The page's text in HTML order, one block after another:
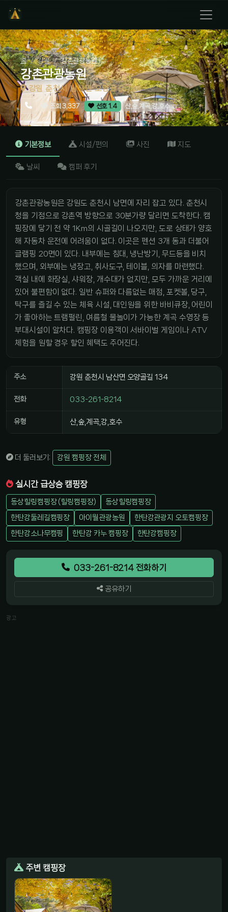
홈 강원 강촌관광농원
강촌관광농원
강원 춘천시 남산면 오양골길 134
조회 3,337 선호 1.4 산,숲,계곡,강,호수
기본정보 시설/편의 사진 지도
날씨 캠퍼 후기
강촌관광농원은 강원도 춘천시 남면에 자리 잡고 있다. 춘천시
청을 기점으로 강촌역 방향으로 30분가량 달리면 도착한다. 캠
핑장에 닿기 전 약 1Km의 시골길이 나오지만, 도로 상태가 양호
해 자동차 운전에 어려움이 없다. 이곳은 펜션 3개 동과 더불어
글램핑 20면이 있다. 내부에는 침대, 냉난방기, 무드등을 비치
했으며, 외부에는 냉장고, 취사도구, 테이블, 의자를 마련했다.
객실 내에 화장실, 샤워장, 개수대가 없지만, 모두 가까운 거리에
있어 불편함이 없다. 일반 슈퍼와 다름없는 매점, 포켓볼, 당구,
탁구를 즐길 수 있는 체육 시설, 대인원을 위한 바비큐장, 어린이
가 좋아하는 트램펄린, 여름철 물놀이가 가능한 계곡 수영장 등
부대시설이 알차다. 캠핑장 이용객이 서바이벌 게임이나 ATV
체험을 원할 경우 할인 혜택도 주어진다.
주소 강원 춘천시 남산면 오양골길 134
전화 033-261-8214
유형 산,숲,계곡,강,호수
더 둘러보기: 강원 캠핑장 전체
실시간 급상승 캠핑장
동상힐링캠핑장 (힐링캠핑장)
동상힐링캠핑장
한탄강둘레길캠핑장
아이월관광농원
한탄강관광지 오토캠핑장
한탄강소나무캠핑
한탄강 카누 캠핑장 한탄강캠핑장
033-261-8214 전화하기
공유하기
광고
주변 캠핑장